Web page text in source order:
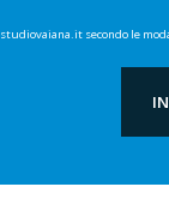
secondo le